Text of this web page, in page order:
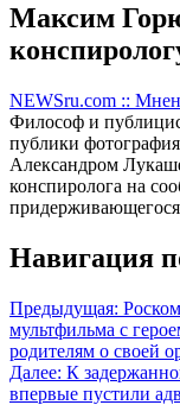
Максим
NEWSru.com ::
Философ и
публики
Александром
конспиролога на
Навигация
Предыдущая:
мультфильма c
родителям о своей
Далее: К
впервые пустили